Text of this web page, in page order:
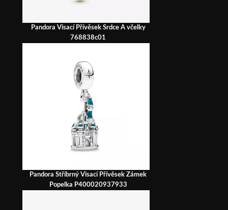
Pandora Visací Přívěsek Srdce A včelky
768838c01
Pandora Stříbrný Visací Přívěsek Zámek
Popelka P400020937933